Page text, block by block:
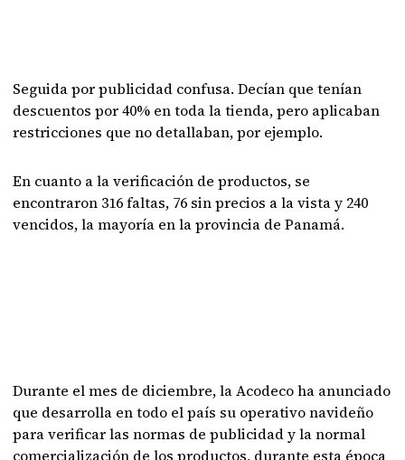
Seguida por publicidad confusa. Decían que tenían
descuentos por 40% en toda la tienda, pero aplicaban
restricciones que no detallaban, por ejemplo.
En cuanto a la verificación de productos, se
encontraron 316 faltas, 76 sin precios a la vista y 240
vencidos, la mayoría en la provincia de Panamá.
Durante el mes de diciembre, la Acodeco ha anunciado
que desarrolla en todo el país su operativo navideño
para verificar las normas de publicidad y la normal
comercialización de los productos, durante esta época